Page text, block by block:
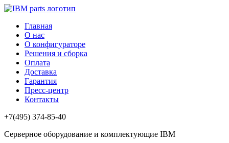
Главная
О нас
О конфигураторе
Решения и сборка
Оплата
Доставка
Гарантия
Пресс-центр
Контакты
+7(495) 374-85-40
Серверное оборудование и комплектующие IBM